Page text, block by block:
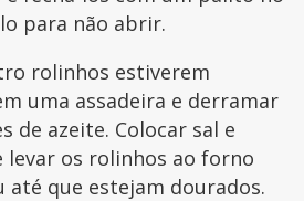
para não abrir.
rolinhos estiverem
uma assadeira e derramar
de azeite. Colocar sal e
levar os rolinhos ao forno
até que estejam dourados.